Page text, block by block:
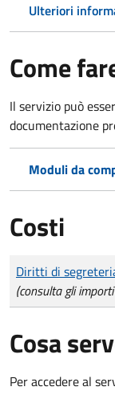
Ulteriori
Come
Il servizio può
documentazione
Moduli da
Costi
Tipo di pagamento
Importo
Diritti di
(consulta gli
Cosa
Per accedere al